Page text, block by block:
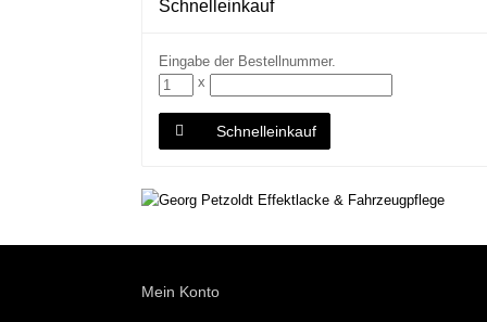
Schnelleinkauf
Eingabe der Bestellnummer.
x
Schnelleinkauf
Mein Konto